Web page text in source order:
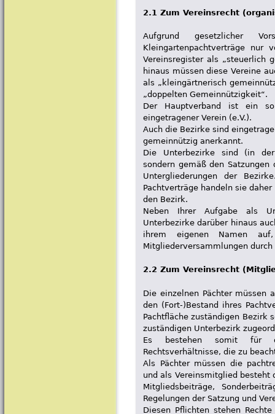
2.1 Zum Vereinsrecht
Aufgrund gesetzlicher
Kleingartenpachtverträge nur
Vereinsregister als „steuerlich
hinaus müssen diese Vereine
als „kleingärtnerisch
„doppelten Gemeinnützigkeit“.
Der Hauptverband ist ein
eingetragener Verein (e.V.).
Auch die Bezirke sind
gemeinnützig anerkannt.
Die Unterbezirke sind (in
sondern gemäß den
Untergliederungen der
Pachtverträge handeln sie
den Bezirk.
Neben Ihrer Aufgabe als
Unterbezirke darüber hinaus
ihrem eigenen Namen
Mitgliederversammlungen
2.2 Zum Vereinsrecht
Die einzelnen Pächter müssen
den (Fort-)Bestand ihres
Pachtfläche zuständigen Bezirk
zuständigen Unterbezirk
Es bestehen somit für
Rechtsverhältnisse, die zu
Als Pächter müssen die
und als Vereinsmitglied
Mitgliedsbeiträge,
Regelungen der Satzung und
Diesen Pflichten stehen